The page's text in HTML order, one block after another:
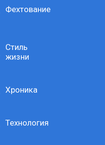
Фехтование
Стиль
жизни
Хроника
Технология